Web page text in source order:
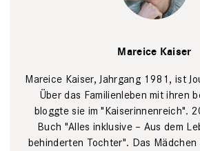
Kücük
Mareice Kaiser
Mareice Kaiser, Jahrgang 1981, ist
Über das Familien­leben mit ihren
bloggte sie im "Kaiserinnen­reich".
Buch "Alles ­inklusive – Aus dem
behinderten ­Tochter". Das Mädchen